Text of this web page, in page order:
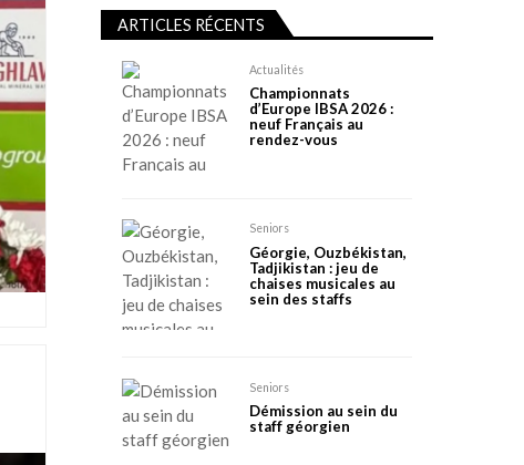
ARTICLES RÉCENTS
Actualités
Championnats
d’Europe IBSA 2026 :
neuf Français au
rendez-vous
Seniors
Géorgie, Ouzbékistan,
Tadjikistan : jeu de
chaises musicales au
sein des staffs
Seniors
Démission au sein du
staff géorgien